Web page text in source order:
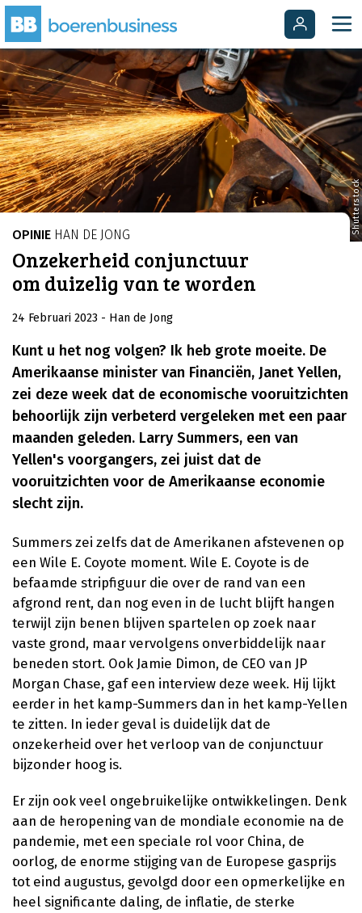
Shutterstock
OPINIE HAN DE JONG
Onzekerheid conjunctuur
om duizelig van te worden
24 Februari 2023 - Han de Jong
Kunt u het nog volgen? Ik heb grote moeite. De
Amerikaanse minister van Financiën, Janet Yellen,
zei deze week dat de economische vooruitzichten
behoorlijk zijn verbeterd vergeleken met een paar
maanden geleden. Larry Summers, een van
Yellen's voorgangers, zei juist dat de
vooruitzichten voor de Amerikaanse economie
slecht zijn.
Summers zei zelfs dat de Amerikanen afstevenen op
een Wile E. Coyote moment. Wile E. Coyote is de
befaamde stripfiguur die over de rand van een
afgrond rent, dan nog even in de lucht blijft hangen
terwijl zijn benen blijven spartelen op zoek naar
vaste grond, maar vervolgens onverbiddelijk naar
beneden stort. Ook Jamie Dimon, de CEO van JP
Morgan Chase, gaf een interview deze week. Hij lijkt
eerder in het kamp-Summers dan in het kamp-Yellen
te zitten. In ieder geval is duidelijk dat de
onzekerheid over het verloop van de conjunctuur
bijzonder hoog is.
Er zijn ook veel ongebruikelijke ontwikkelingen. Denk
aan de heropening van de mondiale economie na de
pandemie, met een speciale rol voor China, de
oorlog, de enorme stijging van de Europese gasprijs
tot eind augustus, gevolgd door een opmerkelijke en
heel significante daling, de inflatie, de sterke